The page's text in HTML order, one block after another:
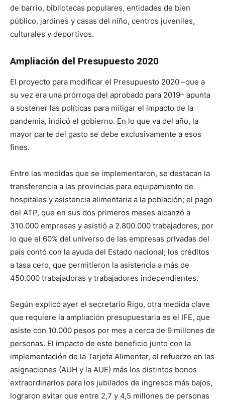
de barrio, bibliotecas populares, entidades de bien
público, jardines y casas del niño, centros juveniles,
culturales y deportivos.
Ampliación del Presupuesto 2020
El proyecto para modificar el Presupuesto 2020 –que a
su vez era una prórroga del aprobado para 2019– apunta
a sostener las políticas para mitigar el impacto de la
pandemia, indicó el gobierno. En lo que va del año, la
mayor parte del gasto se debe exclusivamente a esos
fines.
Entre las medidas que se implementaron, se destacan la
transferencia a las provincias para equipamiento de
hospitales y asistencia alimentaria a la población; el pago
del ATP, que en sus dos primeros meses alcanzó a
310.000 empresas y asistió a 2.800.000 trabajadores, por
lo que el 60% del universo de las empresas privadas del
país contó con la ayuda del Estado nacional; los créditos
a tasa cero, que permitieron la asistencia a más de
450.000 trabajadoras y trabajadores independientes.
Según explicó ayer el secretario Rigo, otra medida clave
que requiere la ampliación presupuestaria es el IFE, que
asiste con 10.000 pesos por mes a cerca de 9 millones de
personas. El impacto de este beneficio junto con la
implementación de la Tarjeta Alimentar, el refuerzo en las
asignaciones (AUH y la AUE) más los distintos bonos
extraordinarios para los jubilados de ingresos más bajos,
lograron evitar que entre 2,7 y 4,5 millones de personas